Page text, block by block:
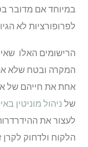
במיוחד אם מדובר
לפרופורציות לא
הרישומים האלו
המקרה ובטח שלא
אחת את חייהם של
של ניהול מוניטין
לעצור את
הלקוח ולדחוק לקרן